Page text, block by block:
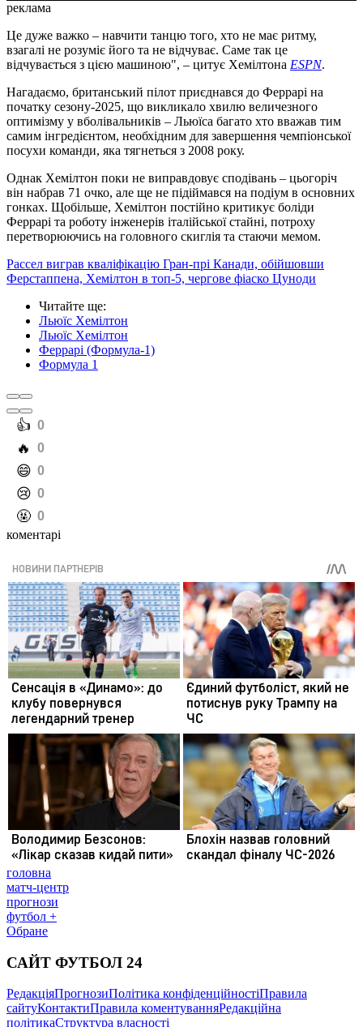
реклама
Це дуже важко – навчити танцю того, хто не має ритму,
взагалі не розуміє його та не відчуває. Саме так це
відчувається з цією машиною", – цитує Хемілтона ESPN.
Нагадаємо, британський пілот приєднався до Феррарі на
початку сезону-2025, що викликало хвилю величезного
оптимізму у вболівальників – Льюїса багато хто вважав тим
самим інгредієнтом, необхідним для завершення чемпіонської
посухи команди, яка тягнеться з 2008 року.
Однак Хемілтон поки не виправдовує сподівань – цьогоріч
він набрав 71 очко, але ще не підіймався на подіум в основних
гонках. Щобільше, Хемілтон постійно критикує боліди
Феррарі та роботу інженерів італійської стайні, потроху
перетворюючись на головного скиглія та стаючи мемом.
Рассел виграв кваліфікацію Гран-прі Канади, обійшовши
Ферстаппена, Хемілтон в топ-5, чергове фіаско Цуноди
Читайте ще:
Льюїс Хемілтон
Льюїс Хемілтон
Феррарі (Формула-1)
Формула 1
️👍 0
️🔥 0
️😄 0
️😢 0
️🤬 0
коментарі
головна
матч-центр
прогнози
футбол +
Обране
САЙТ ФУТБОЛ 24
РедакціяПрогнозиПолітика конфіденційностіПравила
сайтуКонтактиПравила коментуванняРедакційна
політикаСтруктура власності